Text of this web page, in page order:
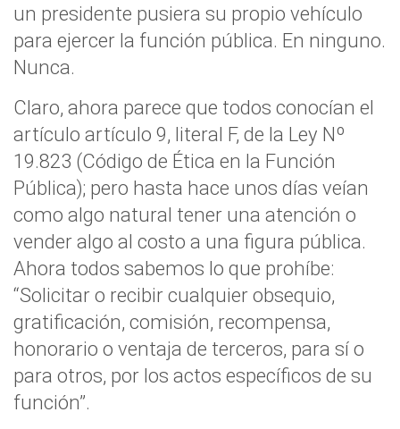
un presidente pusiera su propio vehículo
para ejercer la función pública. En ninguno.
Nunca.
Claro, ahora parece que todos conocían el
artículo artículo 9, literal F, de la Ley Nº
19.823 (Código de Ética en la Función
Pública); pero hasta hace unos días veían
como algo natural tener una atención o
vender algo al costo a una figura pública.
Ahora todos sabemos lo que prohíbe:
“Solicitar o recibir cualquier obsequio,
gratificación, comisión, recompensa,
honorario o ventaja de terceros, para sí o
para otros, por los actos específicos de su
función”.